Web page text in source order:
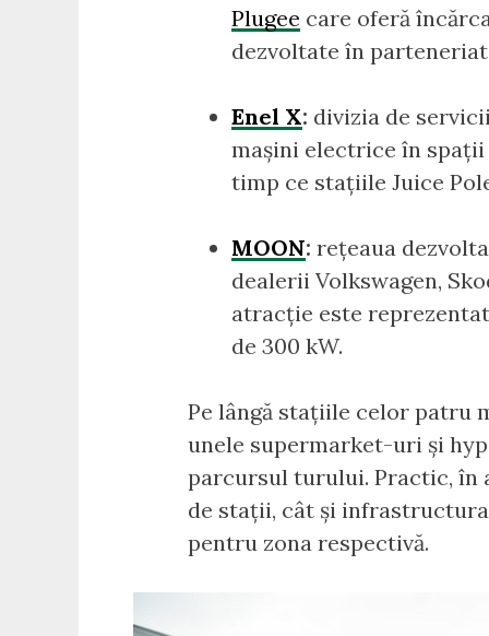
Plugee care oferă
dezvoltate în
Enel X: divizia de
mașini electrice în spații
timp ce stațiile Juice
MOON: rețeaua
dealerii Volkswagen,
atracție este
de 300 kW.
Pe lângă stațiile celor patru
unele supermarket-uri și
parcursul turului. Practic, în
de stații, cât și
pentru zona respectivă.